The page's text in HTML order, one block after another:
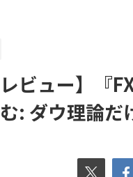
レビュー】
: ダウ理論だ